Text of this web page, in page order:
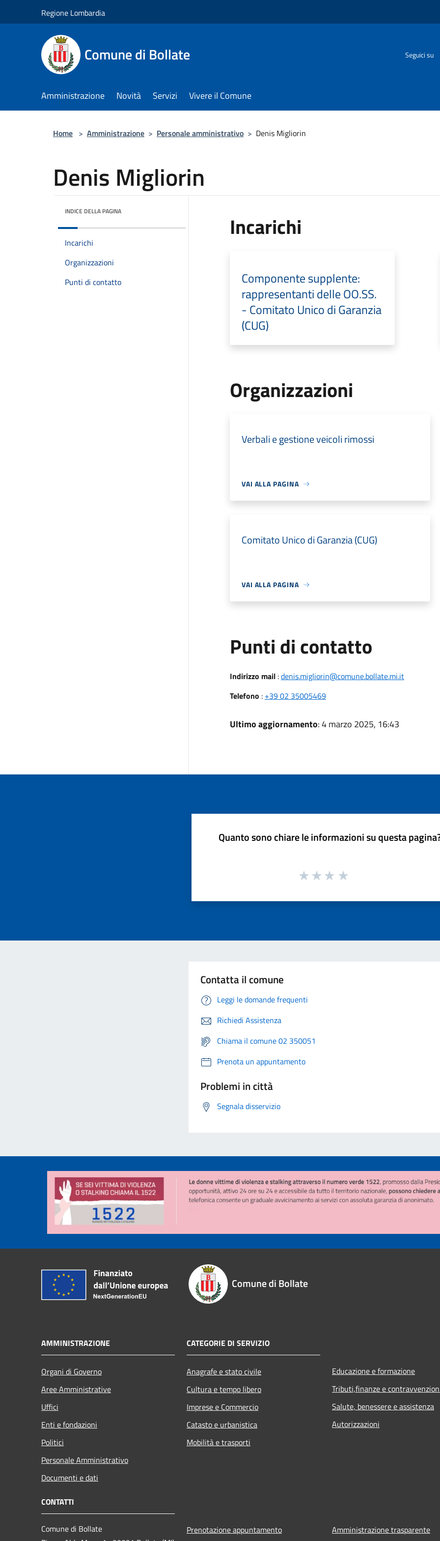
Regione Lombardia
Comune di Bollate Seguici su
Amministrazione Novità Servizi Vivere il Comune
Home > Amministrazione > Personale amministrativo > Denis Migliorin
Denis Migliorin
INDICE DELLA PAGINA
Incarichi
Organizzazioni
Punti di contatto
Incarichi
Componente supplente:
rappresentanti delle OO.SS.
- Comitato Unico di Garanzia
(CUG)
Organizzazioni
Verbali e gestione veicoli rimossi
VAI ALLA PAGINA
Comitato Unico di Garanzia (CUG)
VAI ALLA PAGINA
Punti di contatto
Indirizzo mail:denis.migliorin@comune.bollate.mi.it
Telefono : +39 02 35005469
Ultimo aggiornamento: 4 marzo 2025, 16:43
Quanto sono chiare le informazioni su questa
Contatta il comune
Leggi le domande frequenti
Richiedi Assistenza
Chiama il comune 02 350051
Prenota un appuntamento
Problemi in città
Segnala disservizio
Comune di Bollate
AMMINISTRAZIONE
Organi di Governo
Aree Amministrative
Uffici
Enti e fondazioni
Politici
Personale Amministrativo
Documenti e dati
CATEGORIE DI SERVIZIO
Anagrafe e stato civile
Cultura e tempo libero
Imprese e Commercio
Catasto e urbanistica
Mobilità e trasporti
Educazione e formazione
Tributi,finanze e
Salute, benessere e assistenza
Autorizzazioni
CONTATTI
Comune di Bollate
Prenotazione appuntamento Amministrazione trasparente